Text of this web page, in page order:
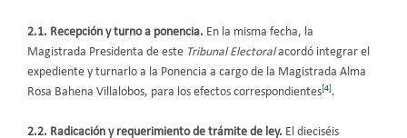
2.1. Recepción y turno a ponencia. En la misma fecha, la
Magistrada Presidenta de este Tribunal Electoralacordó integrar el
expediente y turnarlo a la Ponencia a cargo de la Magistrada Alma
Rosa Bahena Villalobos, para los efectos correspondientes[4].
2.2. Radicación y requerimiento de trámite de ley. El dieciséis